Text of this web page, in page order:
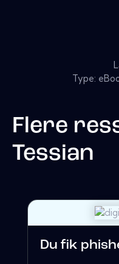
Type:
Flere
Tessian
Du fik